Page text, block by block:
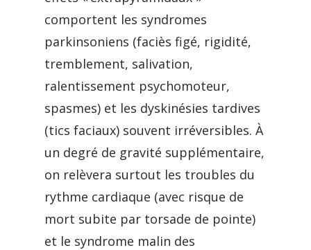
comportent les syndromes
parkinsoniens (faciès figé, rigidité,
tremblement, salivation,
ralentissement psychomoteur,
spasmes) et les dyskinésies tardives
(tics faciaux) souvent irréversibles. À
un degré de gravité supplémentaire,
on relèvera surtout les troubles du
rythme cardiaque (avec risque de
mort subite par torsade de pointe)
et le syndrome malin des